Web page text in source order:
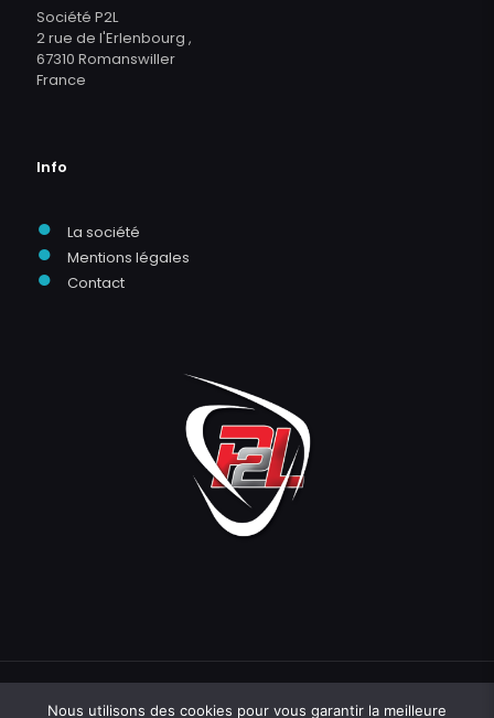
Société P2L
2 rue de l'Erlenbourg ,
67310 Romanswiller
France
Info
● La société
● Mentions légales
● Contact
Nous utilisons des cookies pour vous garantir la meilleure